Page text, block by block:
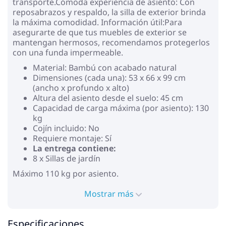
reposabrazos y respaldo, la silla de exterior brinda
la máxima comodidad. Información útil:Para
asegurarte de que tus muebles de exterior se
mantengan hermosos, recomendamos protegerlos
con una funda impermeable.
Material: Bambú con acabado natural
Dimensiones (cada una): 53 x 66 x 99 cm
(ancho x profundo x alto)
Altura del asiento desde el suelo: 45 cm
Capacidad de carga máxima (por asiento): 130
kg
Cojín incluido: No
Requiere montaje: Sí
La entrega contiene:
8 x Sillas de jardín
Máximo 110 kg por asiento.
Mostrar más